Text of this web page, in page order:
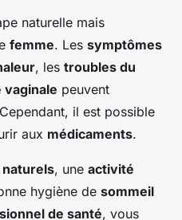
naturelle mais
femme. Les symptômes
, les troubles du
vaginale peuvent
il est possible
aux médicaments.
, une activité
hygiène de sommeil
de santé, vous